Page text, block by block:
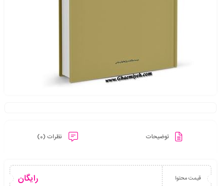
توضیحات نظرات (0)
قیمت محتوا رایگان